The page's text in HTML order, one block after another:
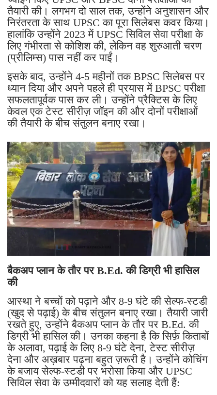
तैयारी की। लगभग दो साल तक, उन्होंने अनुशासन और
निरंतरता के साथ UPSC का पूरा सिलेबस कवर किया।
हालांकि उन्होंने 2023 में UPSC सिविल सेवा परीक्षा के
लिए गंभीरता से कोशिश की, लेकिन वह शुरुआती चरण
(प्रीलिम्स) पास नहीं कर पाईं।
इसके बाद, उन्होंने 4-5 महीनों तक BPSC सिलेबस पर
ध्यान दिया और अपने पहले ही प्रयास में BPSC परीक्षा
सफलतापूर्वक पास कर ली। उन्होंने प्रैक्टिस के लिए
केवल एक टेस्ट सीरीज़ जॉइन की और दोनों परीक्षाओं
की तैयारी के बीच संतुलन बनाए रखा।
बैकअप प्लान के तौर पर B.Ed. की डिग्री भी हासिल
की
आस्था ने बच्चों को पढ़ाने और 8-9 घंटे की सेल्फ-स्टडी
(खुद से पढ़ाई) के बीच संतुलन बनाए रखा। तैयारी जारी
रखते हुए, उन्होंने बैकअप प्लान के तौर पर B.Ed. की
डिग्री भी हासिल की। ​​उनका कहना है कि सिर्फ़ किताबों
के अलावा, पढ़ाई के लिए 8-9 घंटे देना, टेस्ट सीरीज़
देना और अख़बार पढ़ना बहुत ज़रूरी है। उन्होंने कोचिंग
के बजाय सेल्फ-स्टडी पर भरोसा किया और UPSC
सिविल सेवा के उम्मीदवारों को यह सलाह देती हैं: